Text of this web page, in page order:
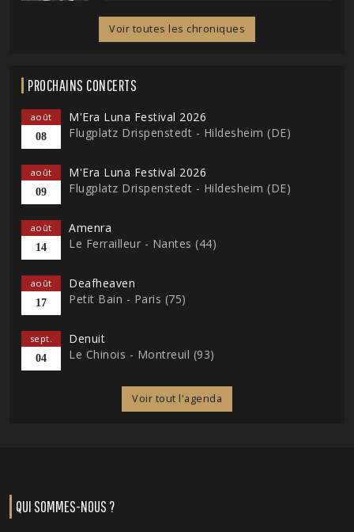
Voir toutes les chroniques
PROCHAINS CONCERTS
août
08
M'Era Luna Festival 2026
Flugplatz Drispenstedt - Hildesheim (DE)
août
09
M'Era Luna Festival 2026
Flugplatz Drispenstedt - Hildesheim (DE)
août
14
Amenra
Le Ferrailleur - Nantes (44)
août
17
Deafheaven
Petit Bain - Paris (75)
sept.
04
Denuit
Le Chinois - Montreuil (93)
Voir tout l'agenda
QUI SOMMES-NOUS ?